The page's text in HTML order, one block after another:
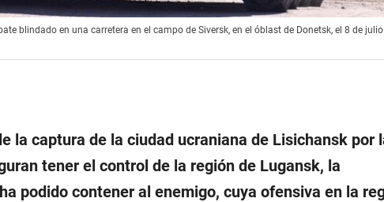
blindado en una carretera en el campo de Siversk, en el óblast de Donetsk, el 8 de
la captura de la ciudad ucraniana de Lisichansk por
tener el control de la región de Lugansk, la
ha podido contener al enemigo, cuya ofensiva en la